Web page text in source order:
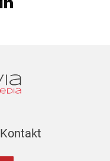
Kontakt